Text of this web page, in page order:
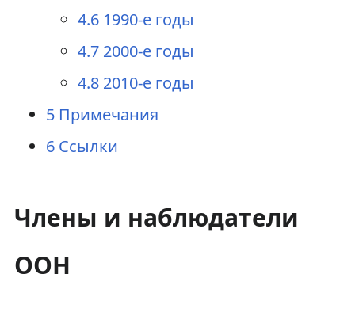
4.6 1990-е годы
4.7 2000-е годы
4.8 2010-е годы
5 Примечания
6 Ссылки
Члены и наблюдатели
ООН